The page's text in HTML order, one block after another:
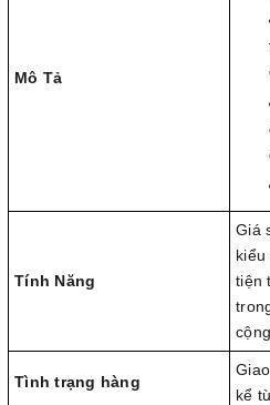
Mô Tả
Tính Năng
Giá
tiện
cộng
Tình trạng hàng
kể